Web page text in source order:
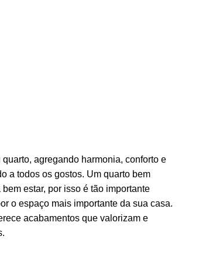
agregando harmonia, conforto e
a todos os gostos. Um quarto bem
estar, por isso é tão importante
o espaço mais importante da sua casa.
acabamentos que valorizam e